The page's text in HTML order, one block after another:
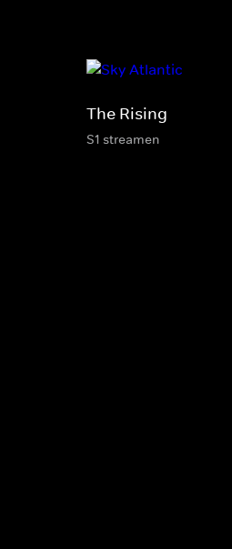
The Rising
S1 streamen